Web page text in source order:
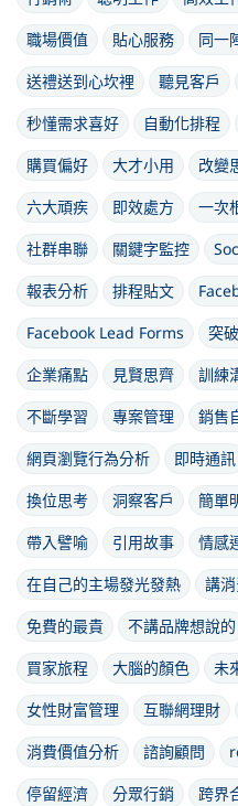
職場價值
貼心服務 同一
送禮送到心坎裡
聽見客戶
秒懂需求喜好
自動化排程
購買偏好
大才小用 改變
六大頑疾
即效處方 一次
社群串聯
關鍵字監控
報表分析
排程貼文
Facebook Lead Forms
突
企業痛點
見賢思齊 訓練
不斷學習
專案管理 銷售
網頁瀏覽行為分析
即時通訊
換位思考
洞察客戶 簡單
帶入譬喻
引用故事 情感
在自己的主場發光發熱
講
免費的最貴
不講品牌想說的
買家旅程
大腦的顏色 未
女性財富管理
互聯網理財
消費價值分析
諮詢顧問
停留經濟
分眾行銷 跨界